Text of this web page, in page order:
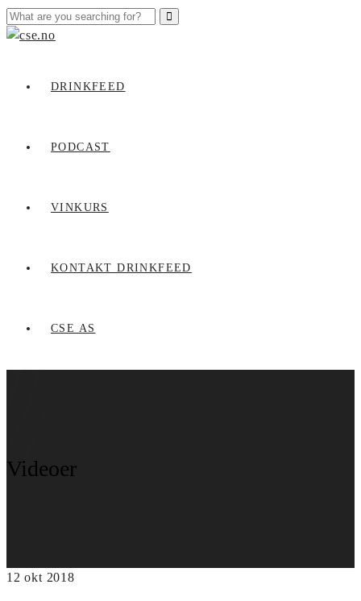
DRINKFEED
PODCAST
VINKURS
KONTAKT DRINKFEED
CSE AS
Videoer
12 okt 2018